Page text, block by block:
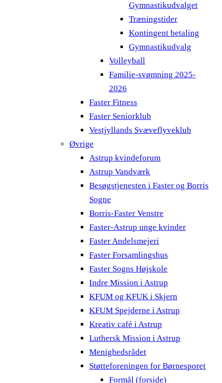
Gymnastikudvalget
Træningstider
Kontingent betaling
Gymnastikudvalg
Volleyball
Familie-svømning 2025-
2026
Faster Fitness
Faster Seniorklub
Vestjyllands Svæveflyveklub
Øvrige
Astrup kvindeforum
Astrup Vandværk
Besøgstjenesten i Faster og Borris
Sogne
Borris-Faster Venstre
Faster-Astrup unge kvinder
Faster Andelsmejeri
Faster Forsamlingshus
Faster Sogns Højskole
Indre Mission i Astrup
KFUM og KFUK i Skjern
KFUM Spejderne i Astrup
Kreativ café i Astrup
Luthersk Mission i Astrup
Menighedsrådet
Støtteforeningen for Børnesporet
Formål (forside)